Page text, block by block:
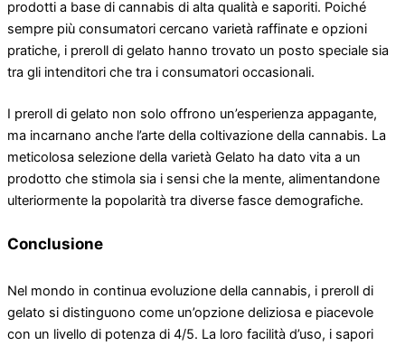
prodotti a base di cannabis di alta qualità e saporiti. Poiché
sempre più consumatori cercano varietà raffinate e opzioni
pratiche, i preroll di gelato hanno trovato un posto speciale sia
tra gli intenditori che tra i consumatori occasionali.
I preroll di gelato non solo offrono un’esperienza appagante,
ma incarnano anche l’arte della coltivazione della cannabis. La
meticolosa selezione della varietà Gelato ha dato vita a un
prodotto che stimola sia i sensi che la mente, alimentandone
ulteriormente la popolarità tra diverse fasce demografiche.
Conclusione
Nel mondo in continua evoluzione della cannabis, i preroll di
gelato si distinguono come un’opzione deliziosa e piacevole
con un livello di potenza di 4/5. La loro facilità d’uso, i sapori